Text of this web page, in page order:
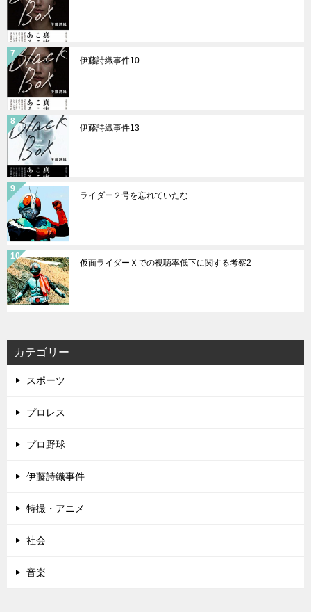
伊藤詩織事件10
伊藤詩織事件13
ライダー２号を忘れていたな
仮面ライダーＸでの視聴率低下に関する考察2
カテゴリー
スポーツ
プロレス
プロ野球
伊藤詩織事件
特撮・アニメ
社会
音楽